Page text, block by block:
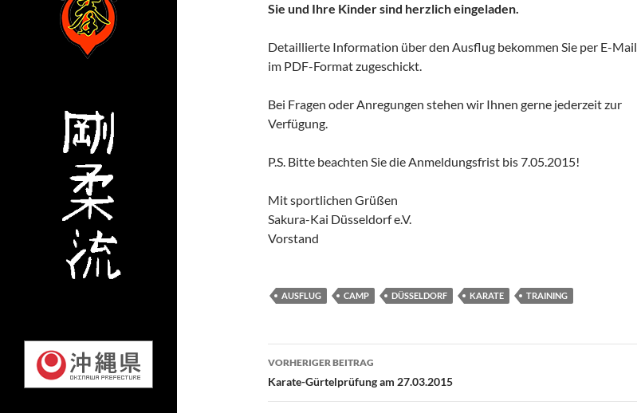
Sie und Ihre Kinder sind herzlich eingeladen.
Detaillierte Information über den Ausflug bekommen Sie per E-Mail
im PDF-Format zugeschickt.
Bei Fragen oder Anregungen stehen wir Ihnen gerne jederzeit zur
Verfügung.
P.S. Bitte beachten Sie die Anmeldungsfrist bis 7.05.2015!
Mit sportlichen Grüßen
Sakura-Kai Düsseldorf e.V.
Vorstand
AUSFLUG CAMP DÜSSELDORF KARATE TRAINING
Beitragsnavigation
VORHERIGER BEITRAG
Karate-Gürtelprüfung am 27.03.2015